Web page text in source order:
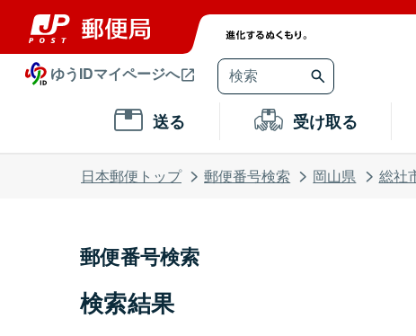
ゆうIDマイページへ
送る 受け取る
日本郵便トップ 郵便番号検索 岡山県 総社
郵便番号検索
検索結果